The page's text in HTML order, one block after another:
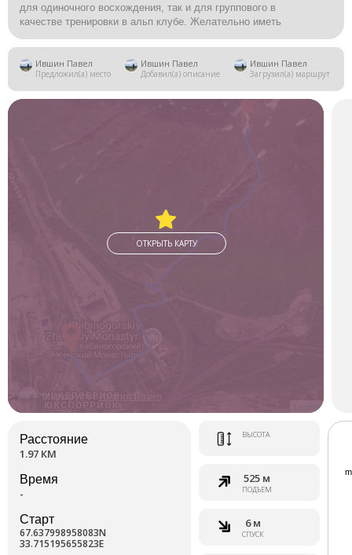
для одиночного восхождения, так и для группового в
качестве тренировки в альп клубе. Желательно иметь
ледоруб.
Добраться до подножия горы легко, как на собственной
машине, так и без. Восхождение будет идти по Подъемному
Ившин Павел
Предложил(а) место
Ившин Павел
Добавил(а) описание
Ившин Павел
Загрузил(а) маршрут
Маршрут от Ившин Павел
Leaflet
ОТКРЫТЬ КАРТУ
Расстояние
1.97 КМ
Время
-
Старт
67.637998958083N
33.715195655823E
ВЫСОТА
525 м
ПОДЪЕМ
6 м
СПУСК
m